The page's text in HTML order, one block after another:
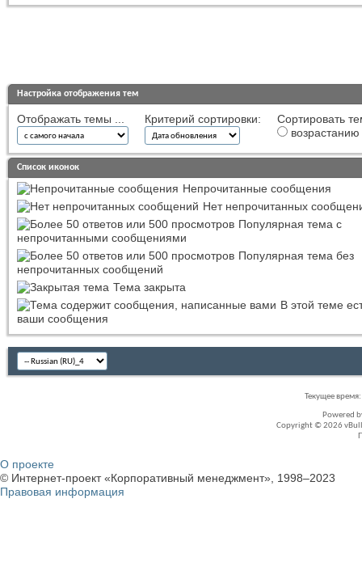
Настройка отображения тем
Отображать темы ... Критерий сортировки:
Сортировать
возрастанию
Список иконок
Непрочитанные сообщения
Нет непрочитанных
Популярная тема с
непрочитанными сообщениями
Популярная тема без
непрочитанных сообщений
Тема закрыта
В этой теме
ваши сообщения
Текущее время:
Powered
Copyright © 2026
О проекте
© Интернет-проект «Корпоративный менеджмент», 1998–2023
Правовая информация